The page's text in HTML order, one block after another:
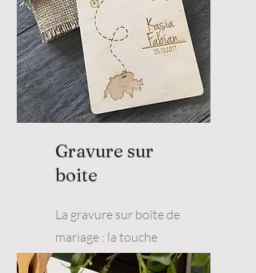
Gravure sur
boite
La gravure sur boîte de
mariage : la touche
personnelle qui marquera à